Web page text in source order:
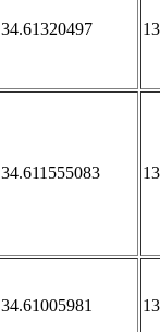
34.61320497
34.611555083
34.61005981